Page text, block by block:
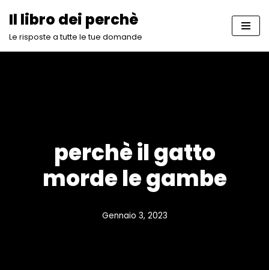
Vai
Il libro dei perchè
Le risposte a tutte le tue domande
perchè il gatto
morde le gambe
Gennaio 3, 2023